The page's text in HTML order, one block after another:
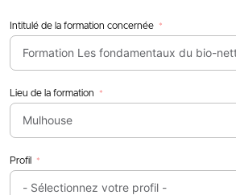
Intitulé de la formation concernée
Lieu de la formation
Profil